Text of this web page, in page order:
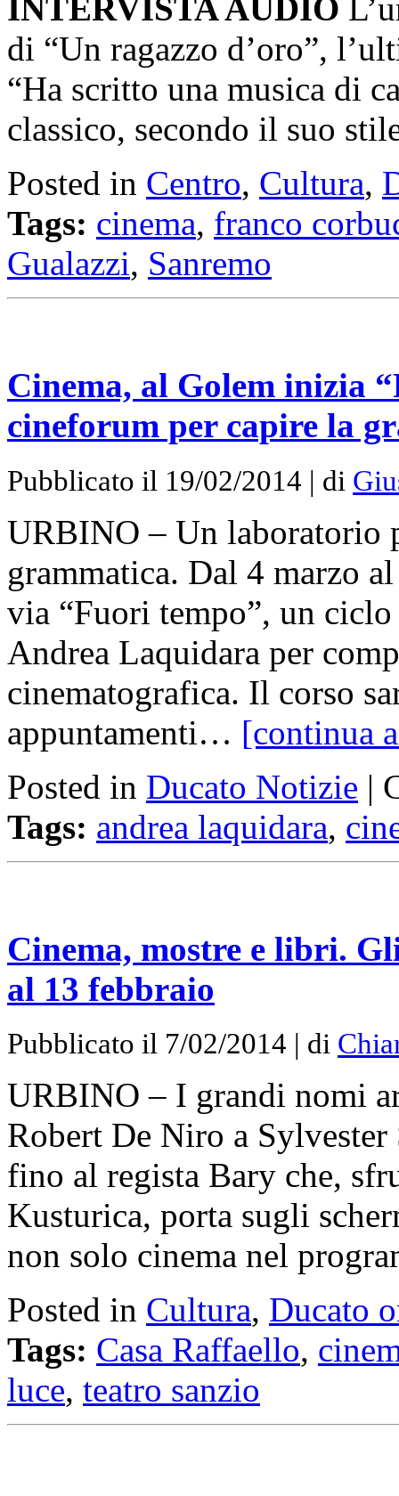
INTERVISTA AUDIO
di “Un ragazzo d’oro”,
“Ha scritto una musica di
classico, secondo il suo
Posted in Centro, Cultura,
Tags: cinema, franco
Gualazzi, Sanremo
Cinema, al Golem inizia
cineforum per capire la
Pubblicato il 19/02/2014 | di
URBINO – Un laboratorio
grammatica. Dal 4 marzo
via “Fuori tempo”, un
Andrea Laquidara per
cinematografica. Il corso
appuntamenti… [continua
Posted in Ducato Notizie |
Tags: andrea laquidara,
Cinema, mostre e libri.
al 13 febbraio
Pubblicato il 7/02/2014 | di
URBINO – I grandi nomi
Robert De Niro a
fino al regista Bary che,
Kusturica, porta sugli
non solo cinema nel
Posted in Cultura, Ducato
Tags: Casa Raffaello,
luce, teatro sanzio